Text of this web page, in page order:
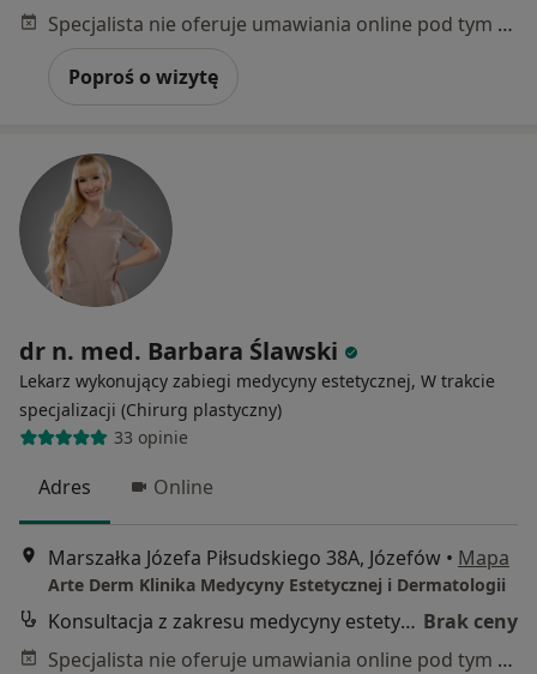
Specjalista nie oferuje umawiania online pod tym adresem.
Poproś o wizytę
dr n. med. Barbara Ślawski
Lekarz wykonujący zabiegi medycyny estetycznej, W trakcie
specjalizacji (Chirurg plastyczny)
33 opinie
Adres Online
Marszałka Józefa Piłsudskiego 38A, Józefów • Mapa
Arte Derm Klinika Medycyny Estetycznej i Dermatologii
Konsultacja z zakresu medycyny estetycznej Brak ceny
Specjalista nie oferuje umawiania online pod tym adresem.